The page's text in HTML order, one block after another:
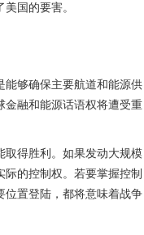
国的要害。
能够确保主要航道和能源供
金融和能源话语权将遭受重
取得胜利。如果发动大规模
的控制权。若要掌握控制
位置登陆，都将意味着战争